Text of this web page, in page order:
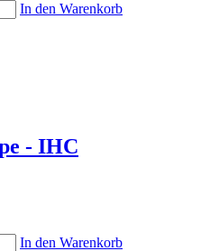
In den Warenkorb
- IHC
In den Warenkorb